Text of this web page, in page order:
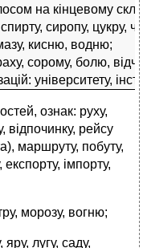
на кінцевому
сиропу, цукру,
кисню, водню;
сорому, болю,
університету,
ознак: руху,
відпочинку, рейсу
маршруту, побуту,
імпорту,
морозу, вогню;
яру, лугу, саду,